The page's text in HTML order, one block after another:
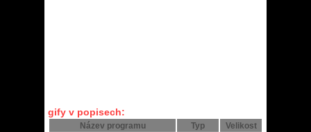
gify v popisech:
Název programu Typ
Velikost